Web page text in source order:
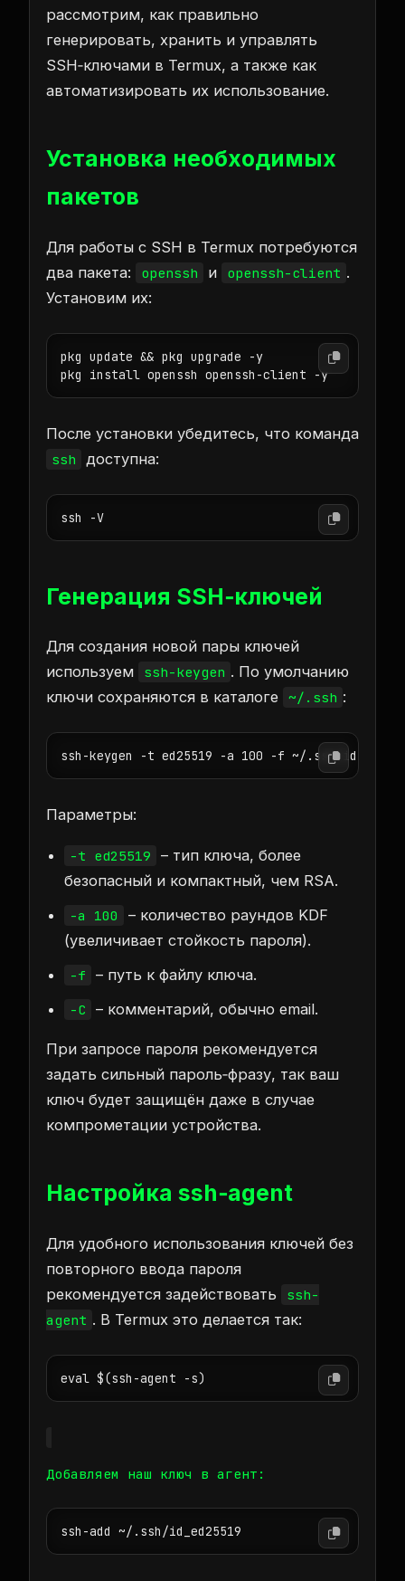
рассмотрим, как правильно
генерировать, хранить и управлять
SSH‑ключами в Termux, а также как
автоматизировать их использование.
Установка необходимых
пакетов
Для работы с SSH в Termux потребуются
два пакета:
openssh и openssh-client .
Установим их:
pkg update && pkg upgrade -y
pkg install openssh openssh-client -y
После установки убедитесь, что команда
ssh доступна:
ssh -V
Генерация SSH‑ключей
Для создания новой пары ключей
используем
ssh-keygen . По умолчанию
ключи сохраняются в каталоге ~/.ssh :
ssh-keygen -t ed25519 -a 100 -f ~/.ssh/
Параметры:
-t ed25519
– тип ключа, более
безопасный и компактный, чем RSA.
-a 100
– количество раундов KDF
(увеличивает стойкость пароля).
-f – путь к файлу ключа.
-C – комментарий, обычно email.
При запросе пароля рекомендуется
задать сильный пароль‑фразу, так ваш
ключ будет защищён даже в случае
компрометации устройства.
Настройка ssh‑agent
Для удобного использования ключей без
повторного ввода пароля
рекомендуется задействовать
ssh-
agent . В Termux это делается так:
eval $(ssh-agent -s)
Добавляем наш ключ в агент:
ssh-add ~/.ssh/id_ed25519